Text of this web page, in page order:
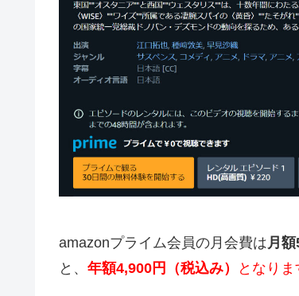
amazonプライム会員の月会費は月額
と、 年額4,900円（税込み） となり